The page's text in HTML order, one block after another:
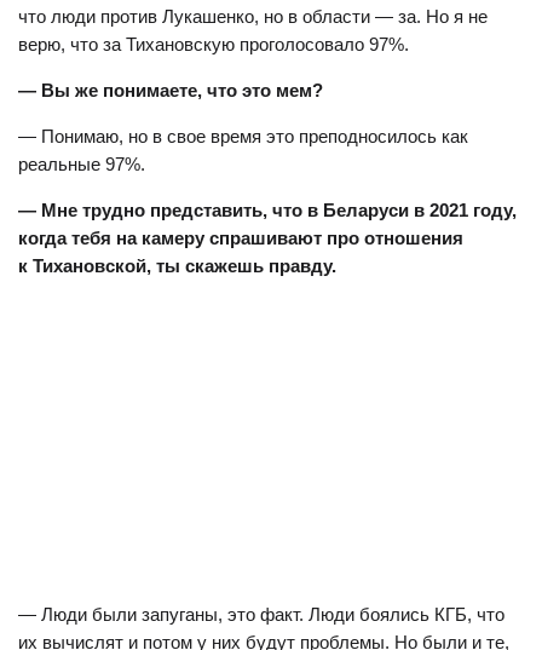
что люди против Лукашенко, но в области — за. Но я не
верю, что за Тихановскую проголосовало 97%.
— Вы же понимаете, что это мем?
— Понимаю, но в свое время это преподносилось как
реальные 97%.
— Мне трудно представить, что в Беларуси в 2021 году,
когда тебя на камеру спрашивают про отношения
к Тихановской, ты скажешь правду.
— Люди были запуганы, это факт. Люди боялись КГБ, что
их вычислят и потом у них будут проблемы. Но были и те,